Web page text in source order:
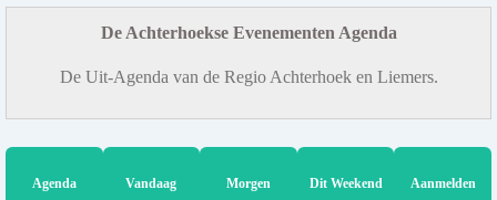
De Achterhoekse Evenementen Agenda
De Uit-Agenda van de Regio Achterhoek en Liemers.
Agenda Vandaag Morgen Dit Weekend Aanmelden